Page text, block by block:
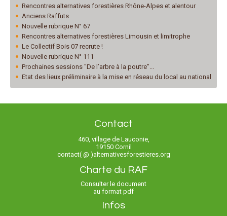
Rencontres alternatives forestières Rhône-Alpes et alentour
Anciens Raffuts
Nouvelle rubrique N° 67
Rencontres alternatives forestières Limousin et limitrophe
Le Collectif Bois 07 recrute !
Nouvelle rubrique N° 111
Prochaines sessions "De l’arbre à la poutre"...
Etat des lieux préliminaire à la mise en réseau du local au national
Contact
460, village de Lauconie,
19150 Cornil
contact( @ )alternativesforestieres.org
Charte du RAF
Consulter le document
au format pdf
Infos